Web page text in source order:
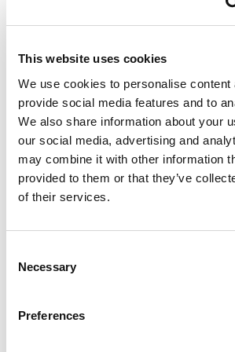
This website uses cookies
We use cookies to personalise content
provide social media features and to
We also share information about your
our social media, advertising and
may combine it with other information
provided to them or that they’ve
of their services.
Selection
Necessary
Preferences